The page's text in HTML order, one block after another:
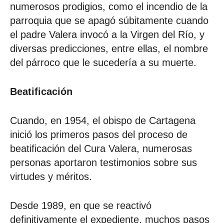
numerosos prodigios, como el incendio de la
parroquia que se apagó súbitamente cuando
el padre Valera invocó a la Virgen del Río, y
diversas predicciones, entre ellas, el nombre
del párroco que le sucedería a su muerte.
Beatificación
Cuando, en 1954, el obispo de Cartagena
inició los primeros pasos del proceso de
beatificación del Cura Valera, numerosas
personas aportaron testimonios sobre sus
virtudes y méritos.
Desde 1989, en que se reactivó
definitivamente el expediente, muchos pasos